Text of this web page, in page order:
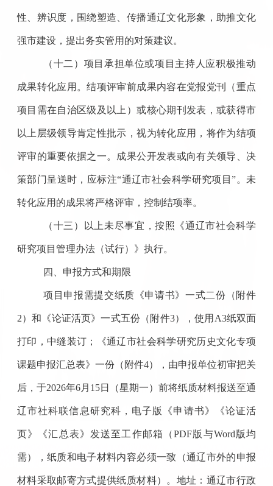
性、辨识度，围绕塑造、传播通辽文化形象， 助推文化
强市建设， 提出务实管用的对策建议。
（十二）项目承担单位或项目主持人应积极推动
成果转化应用。结项评审前成果内容在党报党刊 （重点
项目需在自治区级及以上 ）或核心期刊发表，或获得市
以上层级领导肯定性批示，视为转化应用， 将作为结项
评审的重要依据之一。成果公开发表或向有关领导、决
策部门呈送时，应标注“通辽市社会科学研究项目”。未
转化应用的成果将严格评审，控制结项率。
（十三） 以上未尽事宜，按照《通辽市社会科学
研究项目管理办法（试行）》执行。
四 、申报方式和期限
项目申报需提交纸质《申请书》一式二份（附件
2）和《论证活页》一式五份（附件3），使用 A3纸双面
打印，中缝装订；《通辽市社会科学研究历史文化专项
课题申报汇总表》一份（附件4）， 由申报单位初审把关
后， 于2026年6月 1 5日 （星期一）前将纸质材料报送至通
辽市社科联信息研究科 ，电子版《申请书》《论证活
页》《汇总表》发送至工作邮箱（PDF版与Word版均
需），纸质和电子材料内容必须一致 （通辽市外的申报
材料采取邮寄方式提供纸质材料） 。 地址： 通辽市行政